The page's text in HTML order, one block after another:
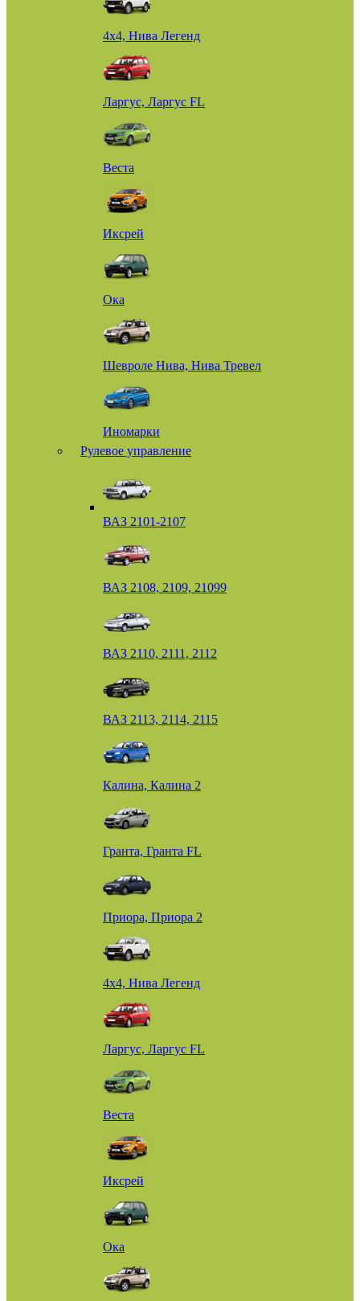
4х4, Нива Легенд
Ларгус, Ларгус FL
Веста
Иксрей
Ока
Шевроле Нива, Нива Тревел
Иномарки
Рулевое управление
ВАЗ 2101-2107
ВАЗ 2108, 2109, 21099
ВАЗ 2110, 2111, 2112
ВАЗ 2113, 2114, 2115
Калина, Калина 2
Гранта, Гранта FL
Приора, Приора 2
4х4, Нива Легенд
Ларгус, Ларгус FL
Веста
Иксрей
Ока